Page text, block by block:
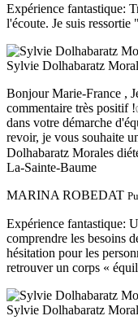
Expérience fantastique:
l'écoute. Je suis ressortie
Sylvie Dolhabaratz
Bonjour Marie-France ,
commentaire très positif
dans votre démarche
revoir, je vous souhaite
Dolhabaratz Morales
La-Sainte-Baume
MARINA ROBEDAT
Expérience fantastique:
comprendre les besoins
hésitation pour les
retrouver un corps «
Sylvie Dolhabaratz